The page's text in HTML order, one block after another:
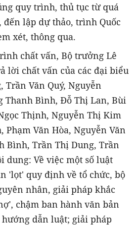
quy trình, thủ tục từ quá
lập dự thảo, trình Quốc
xét, thông qua.
chất vấn, Bộ trưởng Lê
lời chất vấn của các đại biểu
Trần Văn Quý, Nguyễn
Thanh Bình, Đỗ Thị Lan, Bùi
Thịnh, Nguyễn Thị Kim
Phạm Văn Hòa, Nguyễn Văn
Bình, Trần Thị Dung, Trần
dung: Về việc một số luật
'lọt' quy định về tổ chức, bộ
nhân, giải pháp khắc
chậm ban hành văn bản
dẫn luật; giải pháp